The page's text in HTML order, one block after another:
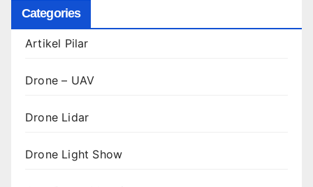
Categories
Artikel Pilar
Drone – UAV
Drone Lidar
Drone Light Show